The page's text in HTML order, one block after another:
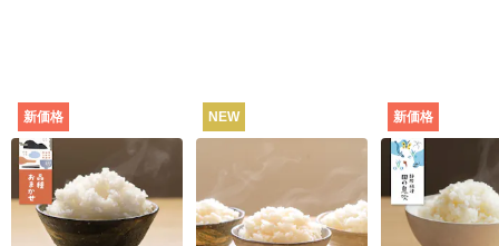
新価格
田んぼと食卓むすぶ
お米（品種おまか
せ） [定期宅配]
702
NEW
ット（白米・3種）
3,890円
新価格
静岡・焼津
田の息吹（品
シヒカリ） [